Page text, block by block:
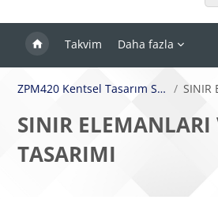
Takvim Daha fazla
ZPM420 Kentsel Tasarım Stüdyosu (D)
SINIR ELEMANLARI
TASARIMI